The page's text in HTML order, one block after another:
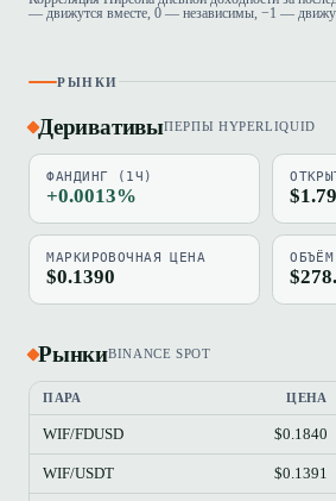
— движутся вместе, 0 — независимы, −1 —
РЫНКИ
ДеривативыПЕРПЫ HYPERLIQUID
ФАНДИНГ (1Ч)
+0.0013%
МАРКИРОВОЧНАЯ ЦЕНА
$0.1390
РынкиBINANCE SPOT
ПАРА ЦЕНА
WIF/FDUSD $0.1840
WIF/USDT $0.1391